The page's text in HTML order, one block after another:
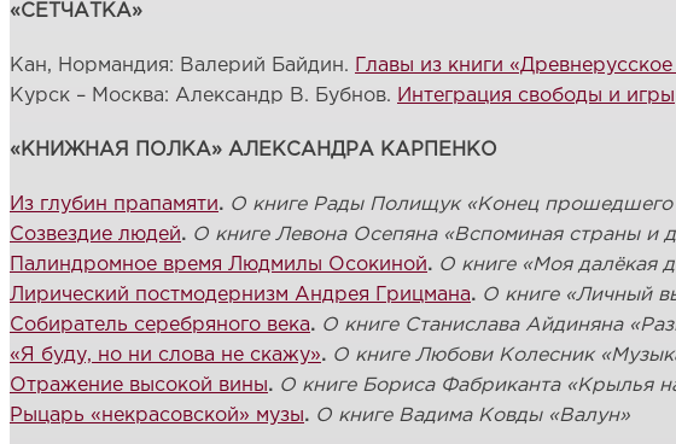
«СЕТЧАТКА»
Кан, Нормандия: Валерий Байдин. Главы из книги
Курск – Москва: Александр В. Бубнов. Интеграция свободы и игры
«КНИЖНАЯ ПОЛКА» АЛЕКСАНДРА КАРПЕНКО
Из глубин прапамяти. О книге Рады Полищук «Конец прошедшего
Созвездие людей. О книге Левона Осепяна «Вспоминая страны и
Палиндромное время Людмилы Осокиной. О книге «Моя далёкая
Лирический постмодернизм Андрея Грицмана. О книге «Личный
Собиратель серебряного века. О книге Станислава Айдиняна
«Я буду, но ни слова не скажу». О книге Любови Колесник
Отражение высокой вины. О книге Бориса Фабриканта «Крылья
Рыцарь «некрасовской» музы. О книге Вадима Ковды «Валун»